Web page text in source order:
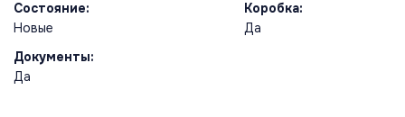
Состояние:
Новые
Коробка:
Да
Документы:
Да